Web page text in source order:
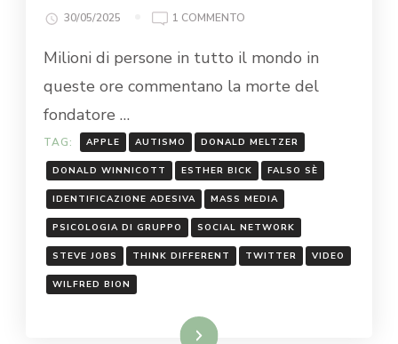
30/05/2025 1 COMMENTO
Milioni di persone in tutto il mondo in
queste ore commentano la morte del
fondatore …
TAG: APPLE AUTISMO DONALD MELTZER
DONALD WINNICOTT ESTHER BICK FALSO SÈ
IDENTIFICAZIONE ADESIVA MASS MEDIA
PSICOLOGIA DI GRUPPO SOCIAL NETWORK
STEVE JOBS THINK DIFFERENT TWITTER VIDEO
WILFRED BION
Leggi...